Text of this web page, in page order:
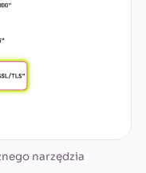
narzędzia